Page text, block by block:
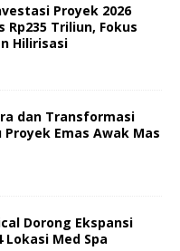
Proyek 2026
Triliun, Fokus
Hilirisasi
dan Transformasi
Proyek Emas Awak Mas
Dorong Ekspansi
Med Spa